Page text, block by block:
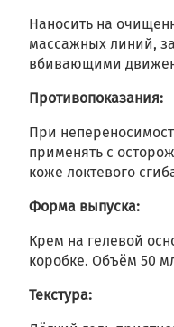
Наносить на
массажных линий,
вбивающими
Противопоказания:
При
применять с
коже локтевого
Форма выпуска:
Крем на гелевой
коробке. Объём 50
Текстура: